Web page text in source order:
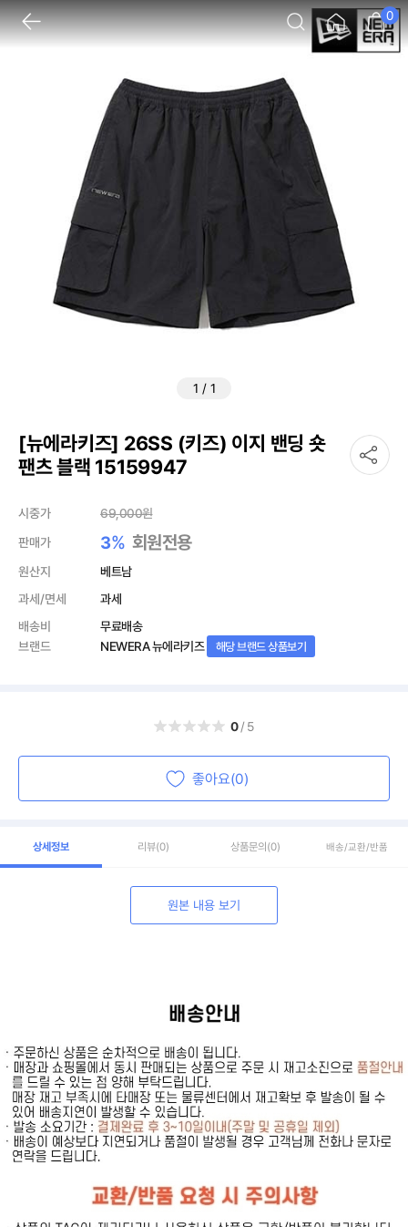
0
1 / 1
[뉴에라키즈] 26SS (키즈) 이지 밴딩 숏
팬츠 블랙 15159947
시중가 69,000원
판매가
3% 회원전용
원산지
베트남
과세/면세
과세
배송비
무료배송
브랜드
NEWERA 뉴에라키즈 해당 브랜드 상품보기
0/5
좋아요(0)
상세정보 리뷰(0) 상품문의 (0) 배송/교환/반품
원본 내용 보기